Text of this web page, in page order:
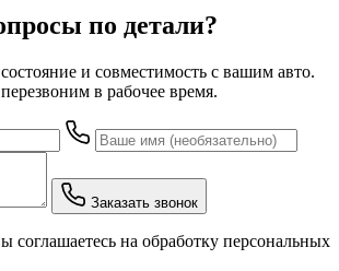
по детали?
и совместимость с вашим авто.
в рабочее время.
Заказать звонок
соглашаетесь на обработку персональных